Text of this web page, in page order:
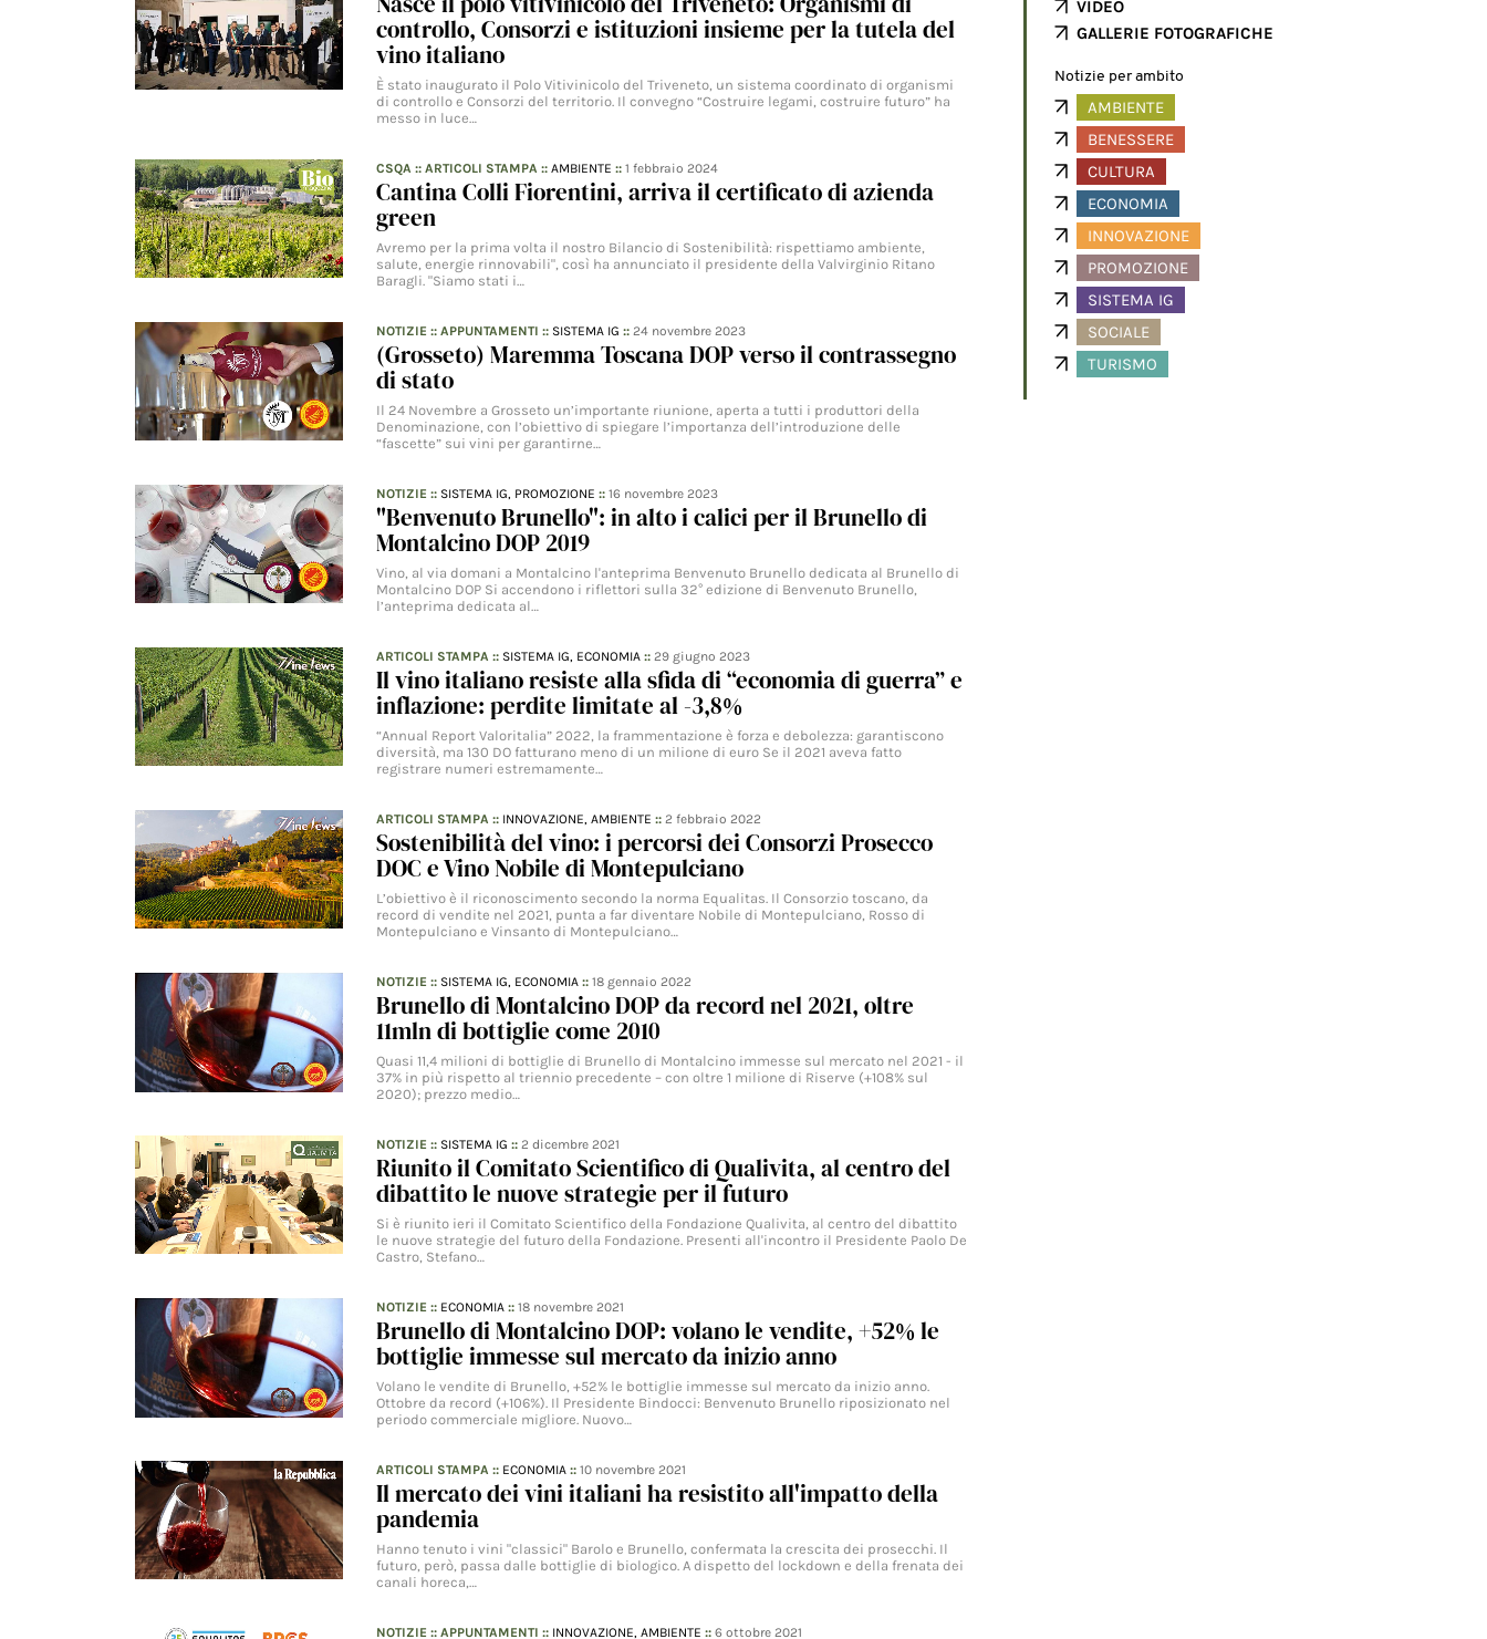
controllo, Consorzi e istituzioni insieme per la tutela del
vino italiano
È stato inaugurato il Polo Vitivinicolo del Triveneto, un sistema coordinato di organismi
di controllo e Consorzi del territorio. Il convegno “Costruire legami, costruire futuro” ha
messo in luce…
CSQA ::ARTICOLI STAMPA ::AMBIENTE ::1 febbraio 2024
Cantina Colli Fiorentini, arriva il certificato di azienda
green
Avremo per la prima volta il nostro Bilancio di Sostenibilità: rispettiamo ambiente,
salute, energie rinnovabili", così ha annunciato il presidente della Valvirginio Ritano
Baragli. "Siamo stati i…
NOTIZIE ::APPUNTAMENTI :: SISTEMA IG ::24 novembre 2023
(Grosseto) Maremma Toscana DOP verso il contrassegno
di stato
Il 24 Novembre a Grosseto un’importante riunione, aperta a tutti i produttori della
Denominazione, con l’obiettivo di spiegare l’importanza dell’introduzione delle
“fascette” sui vini per garantirne…
NOTIZIE :: SISTEMA IG, PROMOZIONE ::16 novembre 2023
"Benvenuto Brunello": in alto i calici per il Brunello di
Montalcino DOP 2019
Vino, al via domani a Montalcino l'anteprima Benvenuto Brunello dedicata al Brunello di
Montalcino DOP Si accendono i riflettori sulla 32° edizione di Benvenuto Brunello,
l’anteprima dedicata al…
ARTICOLI STAMPA :: SISTEMA IG, ECONOMIA ::29 giugno 2023
Il vino italiano resiste alla sfida di “economia di guerra” e
inflazione: perdite limitate al -3,8%
“Annual Report Valoritalia” 2022, la frammentazione è forza e debolezza: garantiscono
diversità, ma 130 DO fatturano meno di un milione di euro Se il 2021 aveva fatto
registrare numeri estremamente…
ARTICOLI STAMPA :: INNOVAZIONE,AMBIENTE ::2 febbraio 2022
Sostenibilità del vino: i percorsi dei Consorzi Prosecco
DOC e Vino Nobile di Montepulciano
L’obiettivo è il riconoscimento secondo la norma Equalitas. Il Consorzio toscano, da
record di vendite nel 2021, punta a far diventare Nobile di Montepulciano, Rosso di
Montepulciano e Vinsanto di Montepulciano…
NOTIZIE :: SISTEMA IG, ECONOMIA ::18 gennaio 2022
Brunello di Montalcino DOP da record nel 2021, oltre
11mln di bottiglie come 2010
Quasi 11,4 milioni di bottiglie di Brunello di Montalcino immesse sul mercato nel 2021 - il
37% in più rispetto al triennio precedente – con oltre 1 milione di Riserve (+108% sul
2020); prezzo medio…
NOTIZIE :: SISTEMA IG ::2 dicembre 2021
Riunito il Comitato Scientifico di Qualivita, al centro del
dibattito le nuove strategie per il futuro
Si è riunito ieri il Comitato Scientifico della Fondazione Qualivita, al centro del dibattito
le nuove strategie del futuro della Fondazione. Presenti all'incontro il Presidente Paolo De
Castro, Stefano…
NOTIZIE :: ECONOMIA ::18 novembre 2021
Brunello di Montalcino DOP: volano le vendite, +52% le
bottiglie immesse sul mercato da inizio anno
Volano le vendite di Brunello, +52% le bottiglie immesse sul mercato da inizio anno.
Ottobre da record (+106%). Il Presidente Bindocci: Benvenuto Brunello riposizionato nel
periodo commerciale migliore. Nuovo…
ARTICOLI STAMPA :: ECONOMIA ::10 novembre 2021
Il mercato dei vini italiani ha resistito all'impatto della
pandemia
Hanno tenuto i vini "classici" Barolo e Brunello, confermata la crescita dei prosecchi. Il
futuro, però, passa dalle bottiglie di biologico. A dispetto del lockdown e della frenata dei
canali horeca,…
NOTIZIE ::APPUNTAMENTI :: INNOVAZIONE,AMBIENTE ::6 ottobre 2021
VIDEO
GALLERIE FOTOGRAFICHE
Notizie per ambito
AMBIENTE
BENESSERE
CULTURA
ECONOMIA
INNOVAZIONE
PROMOZIONE
SISTEMA IG
SOCIALE
TURISMO